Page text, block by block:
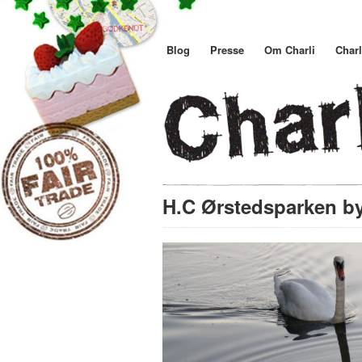
Blog Presse Om Charli
H.C Ørstedsparken